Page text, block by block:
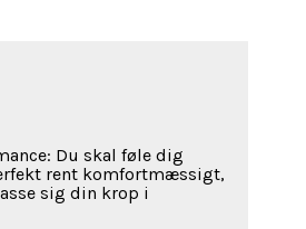
Du skal føle dig
rent komfortmæssigt,
sig din krop i